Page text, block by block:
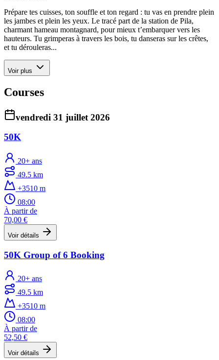
Prépare tes cuisses, ton souffle et ton regard : tu vas en prendre plein
les jambes et plein les yeux. Le tracé part de la station de Pila,
charmant hameau montagnard, pour mieux t’embarquer vers les
hauteurs. Tu grimperas à travers les bois, tu danseras sur les crêtes,
et tu dérouleras...
Voir plus
Courses
vendredi 31 juillet 2026
50K
20+ ans
49.5 km
+3510 m
08:00
À partir de
70,00 €
Voir détails
50K Group of 6 Booking
20+ ans
49.5 km
+3510 m
08:00
À partir de
52,50 €
Voir détails